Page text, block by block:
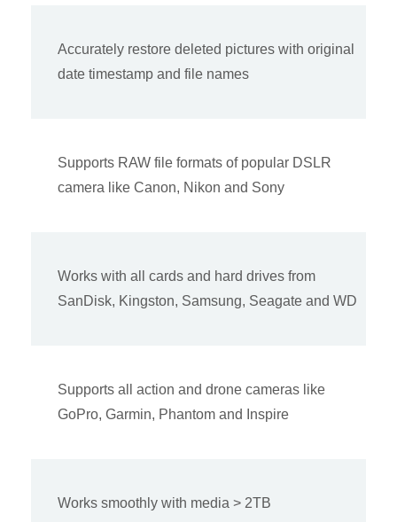
Accurately restore deleted pictures with original
date timestamp and file names
Supports RAW file formats of popular DSLR
camera like Canon, Nikon and Sony
Works with all cards and hard drives from
SanDisk, Kingston, Samsung, Seagate and WD
Supports all action and drone cameras like
GoPro, Garmin, Phantom and Inspire
Works smoothly with media > 2TB